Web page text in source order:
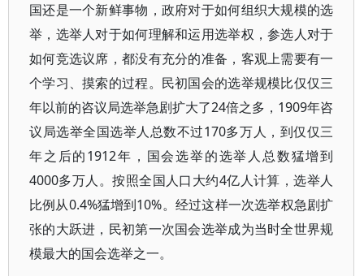
国还是一个新鲜事物，政府对于如何组织大规模的选
举，选举人对于如何理解和运用选举权，参选人对于
如何竞选议席，都没有充分的准备，客观上需要有一
个学习、摸索的过程。民初国会的选举规模比仅仅三
年以前的咨议局选举急剧扩大了24倍之多，1909年咨
议局选举全国选举人总数不过170多万人，到仅仅三
年之后的1912年，国会选举的选举人总数猛增到
4000多万人。按照全国人口大约4亿人计算，选举人
比例从0.4%猛增到10%。经过这样一次选举权急剧扩
张的大跃进，民初第一次国会选举成为当时全世界规
模最大的国会选举之一。